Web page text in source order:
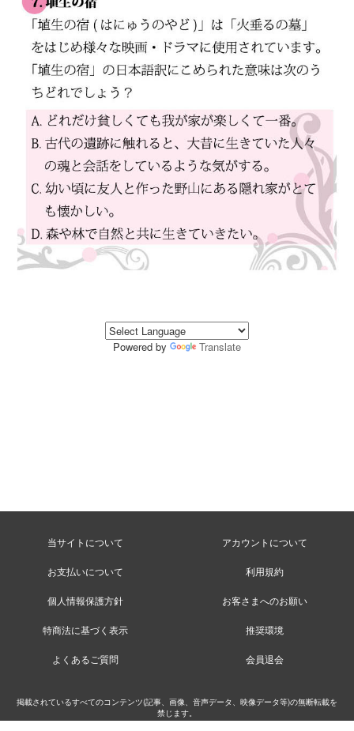
Powered by Translate
当サイトについて アカウントについて
お支払いについて 利用規約
個人情報保護方針 お客さまへのお願い
特商法に基づく表示 推奨環境
よくあるご質問 会員退会
掲載されているすべてのコンテンツ(記事、画像、音声データ、映像データ等)の無断転載を
禁じます。